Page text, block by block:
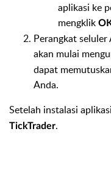
aplikasi ke
mengklik
Perangkat
akan mulai
dapat
Anda.
Setelah instalasi
TickTrader.